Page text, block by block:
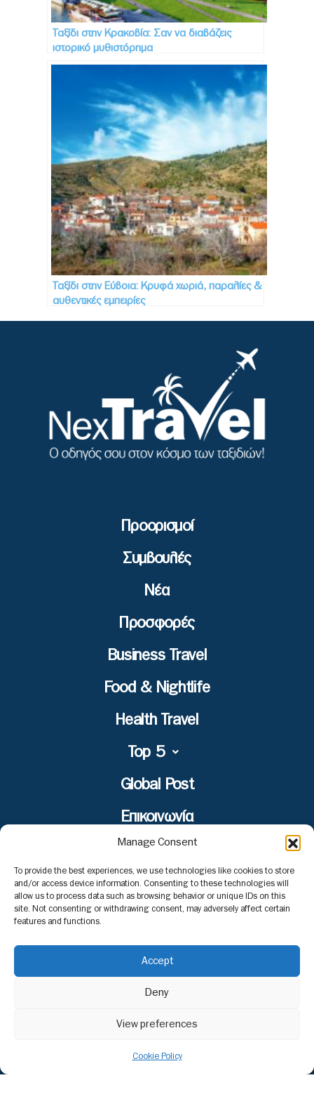
Manage Consent
To provide the best experiences, we use technologies like cookies to store
and/or access device information. Consenting to these technologies will
allow us to process data such as browsing behavior or unique IDs on this
site. Not consenting or withdrawing consent, may adversely affect certain
features and functions.
Accept
Deny
View preferences
Cookie Policy
Ταξίδι στην Κρακοβία: Σαν να διαβάζεις
ιστορικό μυθιστόρημα
Ταξίδι στην Εύβοια: Κρυφά χωριά, παραλίες &
αυθεντικές εμπειρίες
Προορισμοί
Συμβουλές
Νέα
Προσφορές
Business Travel
Food & Nightlife
Health Travel
Top 5
Global Post
Επικοινωνία
Το περιεχόμενο στο www.nextravel.gr προορίζεται
αποκλειστικά για προσωπική χρήση από τους επισκέπτες. Η
χρήση ή η διάδοση, είτε τροποποιημένη είτε αμετάβλητη, σε